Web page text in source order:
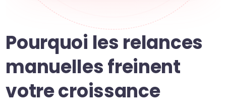
Pourquoi les relances
manuelles freinent
votre croissance